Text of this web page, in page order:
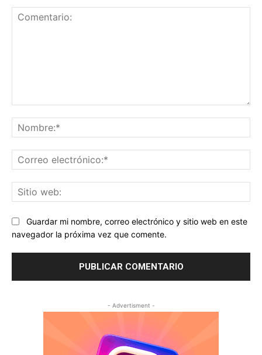
Guardar mi nombre, correo electrónico y sitio web en este
navegador la próxima vez que comente.
- Advertisment -